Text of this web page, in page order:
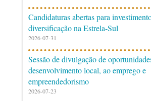
Candidaturas abertas para
diversificação na Estrela-Sul
2026-07-31
Sessão de divulgação de
desenvolvimento local, ao emprego e
empreendedorismo
2026-07-23